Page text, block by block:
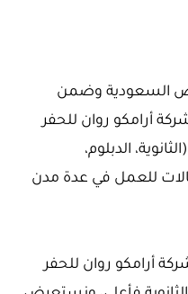
السعودية وضمن
أرامكو روان للحفر
الدبلوم،
للعمل في عدة مدن
أرامكو روان للحفر